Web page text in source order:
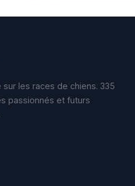
les races de chiens. 335
passionnés et futurs